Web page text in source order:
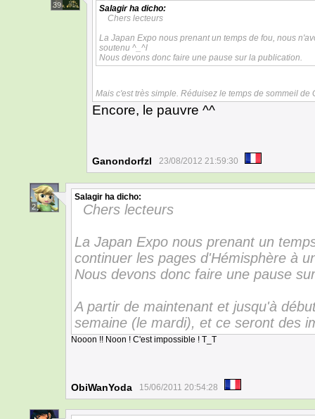
39
Salagirha dicho:
Chers lecteurs
La Japan Expo nous prenant un temps de fou, nous
soutenu ^_^l
Nous devons donc faire une pause sur la publication.
Mais c'est très simple. Réduisez le temps de sommeil de
Encore, le pauvre ^^
Ganondorfzl 23/08/2012 21:59:30
2
Salagir ha dicho:
Chers lecteurs
La Japan Expo nous prenant un
continuer les pages d'Hémisphère à
Nous devons donc faire une pause
A partir de maintenant et jusqu'à
semaine (le mardi), et ce seront des
Nooon !! Noon ! C'est impossible ! T_T
ObiWanYoda 15/06/2011 20:54:28